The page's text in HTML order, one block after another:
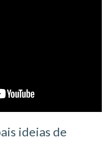
ideias de